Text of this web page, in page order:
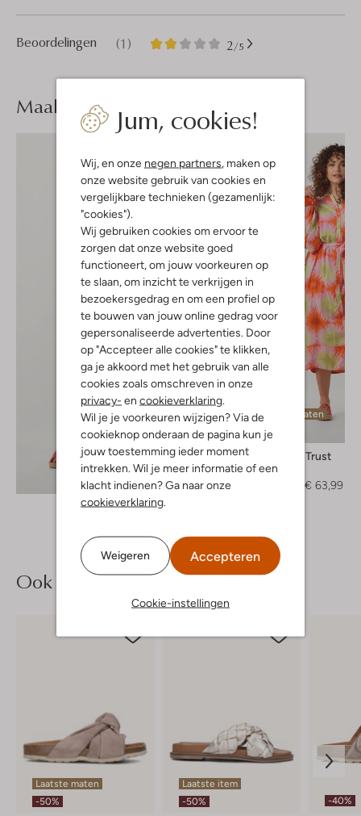
Jum, cookies!
Wij, en onze negen partners , maken op
onze website gebruik van cookies en
vergelijkbare technieken (gezamenlijk:
"cookies").
Wij gebruiken cookies om ervoor te
zorgen dat onze website goed
functioneert, om jouw voorkeuren op
te slaan, om inzicht te verkrijgen in
bezoekersgedrag en om een profiel op
te bouwen van jouw online gedrag voor
gepersonaliseerde advertenties. Door
op "Accepteer alle cookies" te klikken,
ga je akkoord met het gebruik van alle
cookies zoals omschreven in onze
privacy- en cookieverklaring
Wil je je voorkeuren wijzigen? Via de
cookieknop onderaan de pagina kun je
jouw toestemming ieder moment
intrekken. Wil je meer informatie of een
klacht indienen? Ga naar onze
cookieverklaring
Weigeren Accepteren
Cookie-instellingen
Beoordelingen (1) 2/5
1
2
Maak je look compleet
Ontdek de look
Laatste maten
-60%
Circle Of Trust
Midi jurk
€ 63,99
Ook iets voor jou?
Laatste maten
-50%
Laatste item
-50%
-40%